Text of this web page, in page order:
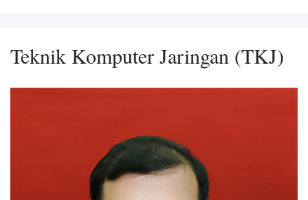
Teknik Komputer Jaringan (TKJ)